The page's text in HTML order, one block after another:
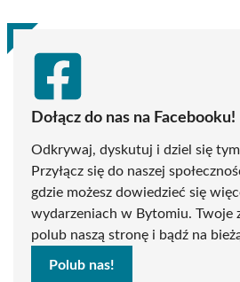
Dołącz do nas na Facebooku!
Odkrywaj, dyskutuj i dziel się
Przyłącz się do naszej
gdzie możesz dowiedzieć się
wydarzeniach w Bytomiu. Twoje
polub naszą stronę i bądź na
Polub nas!